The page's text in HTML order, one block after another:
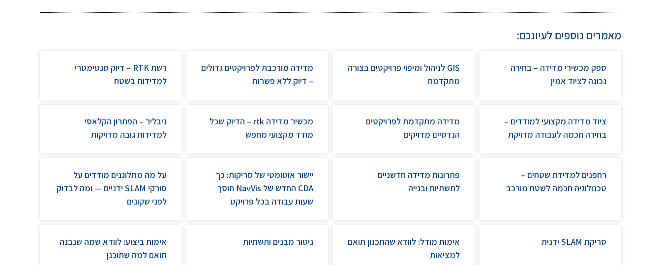
מאמרים נוספים לעיונכם:
ספק מכשירי מדידה – בחירה
נכונה לציוד אמין
GIS לניהול ומיפוי פרויקטים בצורה
מתקדמת
מדידה מורכבת לפרויקטים גדולים
– דיוק ללא פשרות
רשת RTK – דיוק סנטימטרי
למדידות בשטח
ציוד מדידה מקצועי למודדים –
בחירה חכמה לעבודה מדויקת
מדידה מתקדמת לפרויקטים
הנדסיים מדויקים
מכשיר מדידה rtk – הדיוק שכל
מודד מקצועי מחפש
ניבליר – הפתרון הקלאסי
למדידות גובה מדויקות
רחפנים למדידת שטחים –
טכנולוגיה חכמה לשטח מורכב
פתרונות מדידה חדשניים
לתשתיות ובנייה
יישור אוטומטי של סריקות: כך
CDA החדש של NavVis חוסך
שעות עבודה בכל פרויקט
על מה מתלוננים מודדים על
סורקי SLAM ידניים — ומה לבדוק
לפני שקונים
סריקת SLAM ידנית
אימות מודל: לוודא שהתכנון תואם
למציאות
ניטור מבנים ותשתיות
אימות ביצוע: לוודא שמה שנבנה
תואם למה שתוכנן